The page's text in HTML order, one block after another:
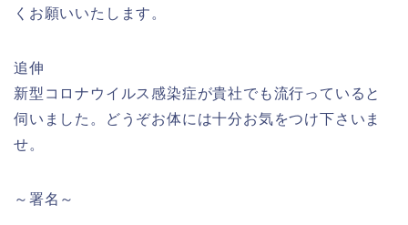
くお願いいたします。
追伸
新型コロナウイルス感染症が貴社でも流行っていると
伺いました。どうぞお体には十分お気をつけ下さいま
せ。
～署名～